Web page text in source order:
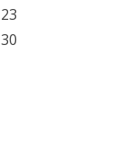
23
30